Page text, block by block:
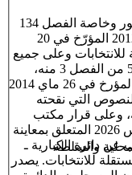
والسلطة
إنّ رئيس الجمهورية، بعد الاطّلاع على الدستور وخاصة الفصل 134
منه، وعلى القانون الأساسي عدد 23 لسنة 2012 المؤرّخ في 20
للانتخابات وعلى جميع
النصوص التي نقحته وتممته وخاصة الفقرة 5 من الفصل 3 منه،
وعلى القانون الأساسي عدد 16 لسنة 2014 المؤرخ في 26 ماي 2014
التي نقحته
34 و101 (جديد) منه، وعلى قرار مكتب
مجلس نواب الشعب المنعقد بتاريخ 26 مارس 2026 المتعلق بمعاينة
دائرة الكبارية ـ
للانتخابات. يصدر